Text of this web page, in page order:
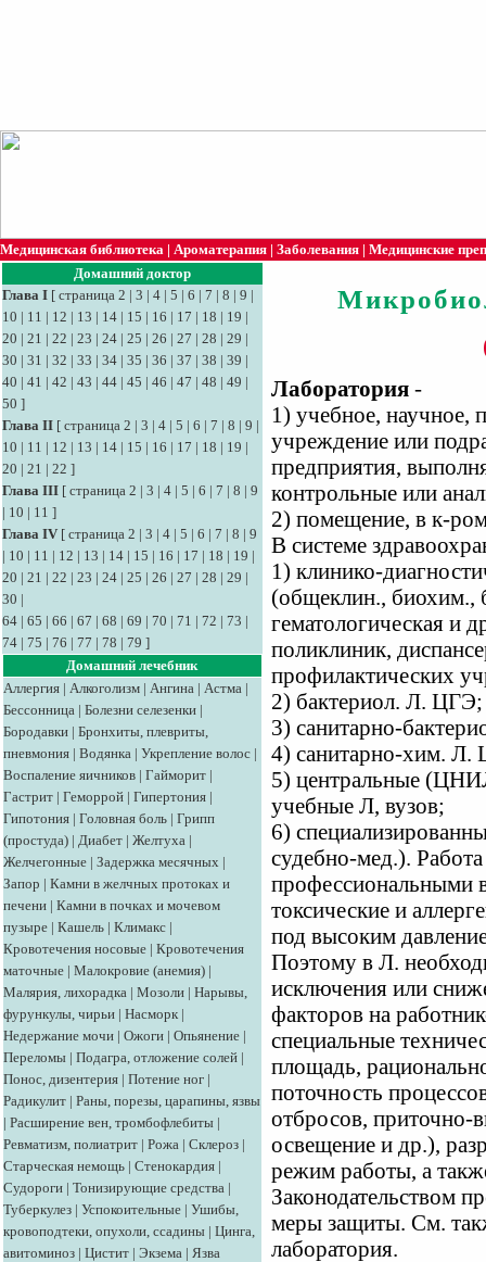
Медицинская библиотека | Ароматерапия | Заболевания | Медицинские
Домашний доктор
Глава I [ страница 2 | 3 | 4 | 5 | 6 | 7 | 8 | 9 |
10 | 11 | 12 | 13 | 14 | 15 | 16 | 17 | 18 | 19 |
20 | 21 | 22 | 23 | 24 | 25 | 26 | 27 | 28 | 29 |
30 | 31 | 32 | 33 | 34 | 35 | 36 | 37 | 38 | 39 |
40 | 41 | 42 | 43 | 44 | 45 | 46 | 47 | 48 | 49 |
50 ]
Глава II [ страница 2 | 3 | 4 | 5 | 6 | 7 | 8 | 9 |
10 | 11 | 12 | 13 | 14 | 15 | 16 | 17 | 18 | 19 |
20 | 21 | 22 ]
Глава III [ страница 2 | 3 | 4 | 5 | 6 | 7 | 8 | 9
| 10 | 11 ]
Глава IV [ страница 2 | 3 | 4 | 5 | 6 | 7 | 8 | 9
| 10 | 11 | 12 | 13 | 14 | 15 | 16 | 17 | 18 | 19 |
20 | 21 | 22 | 23 | 24 | 25 | 26 | 27 | 28 | 29 |
30 |
64 | 65 | 66 | 67 | 68 | 69 | 70 | 71 | 72 | 73 |
74 | 75 | 76 | 77 | 78 | 79 ]
Домашний лечебник
Аллергия | Алкоголизм | Ангина | Астма |
Бессонница | Болезни селезенки |
Бородавки | Бронхиты, плевриты,
пневмония | Водянка | Укрепление волос |
Воспаление яичников | Гайморит |
Гастрит | Геморрой | Гипертония |
Гипотония | Головная боль | Грипп
(простуда) | Диабет | Желтуха |
Желчегонные | Задержка месячных |
Запор | Камни в желчных протоках и
печени | Камни в почках и мочевом
пузыре | Кашель | Климакс |
Кровотечения носовые | Кровотечения
маточные | Малокровие (анемия) |
Малярия, лихорадка | Мозоли | Нарывы,
фурункулы, чирьи | Насморк |
Недержание мочи | Ожоги | Опьянение |
Переломы | Подагра, отложение солей |
Понос, дизентерия | Потение ног |
Радикулит | Раны, порезы, царапины, язвы
| Расширение вен, тромбофлебиты |
Ревматизм, полиатрит | Рожа | Склероз |
Старческая немощь | Стенокардия |
Судороги | Тонизирующие средства |
Туберкулез | Успокоительные | Ушибы,
кровоподтеки, опухоли, ссадины | Цинга,
авитоминоз | Цистит | Экзема | Язва
Лаборатория -
1) учебное, научное,
учреждение или
предприятия,
контрольные или
2) помещение, в к-
В системе
1) клинико-
(общеклин., биохим.,
гематологическая и
поликлиник,
профилактических
2) бактериол. Л. ЦГЭ;
3) санитарно-
4) санитарно-хим. Л.
5) центральные
учебные Л, вузов;
6)
судебно-мед.).
профессиональными
токсические и
под высоким
Поэтому в Л.
исключения или
факторов на
специальные
площадь,
поточность
отбросов, приточно-
освещение и др.),
режим работы, а
Законодательством
меры защиты. См.
лаборатория.